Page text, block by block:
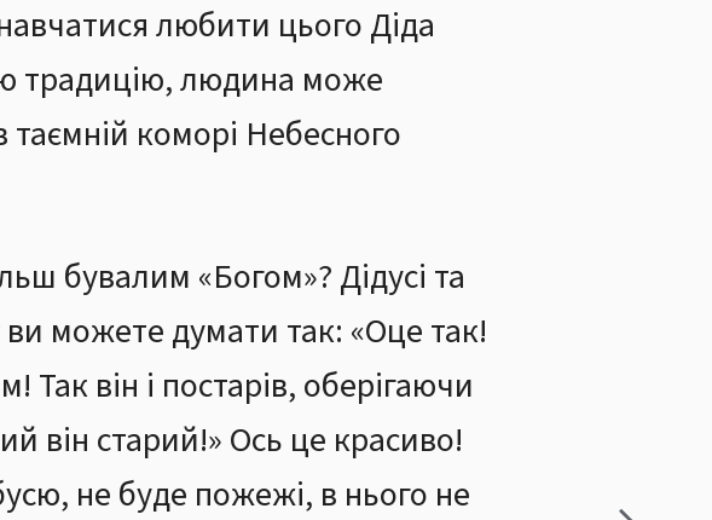
любити цього Діда
традицію, людина може
таємній коморі Небесного
бувалим «Богом»? Дідусі та
ви можете думати так: «Оце так!
Так він і постарів, оберігаючи
він старий!» Ось це красиво!
не буде пожежі, в нього не